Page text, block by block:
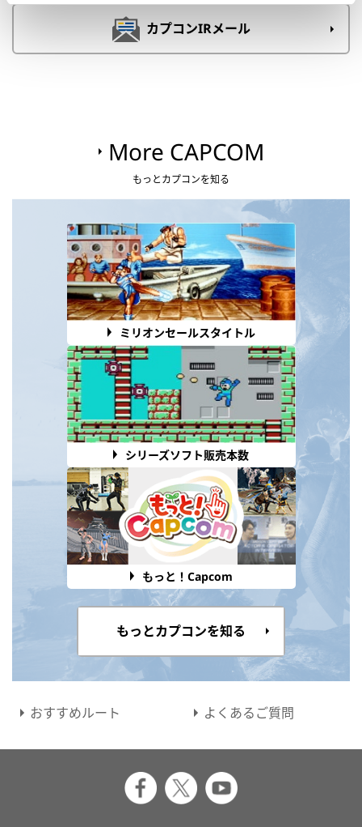
カプコンIRメール
More CAPCOM
もっとカプコンを知る
ミリオンセールスタイトル
シリーズソフト販売本数
もっと！Capcom
もっとカプコンを知る
おすすめルート よくあるご質問